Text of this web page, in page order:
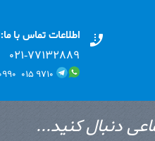
اطلاعات تماس با ما:
۰۲۱-۷۷۱٣۲۸۸۹
۹۷۱۰ ۰۱۵ ۰۹۹۰
دنبال کنید...